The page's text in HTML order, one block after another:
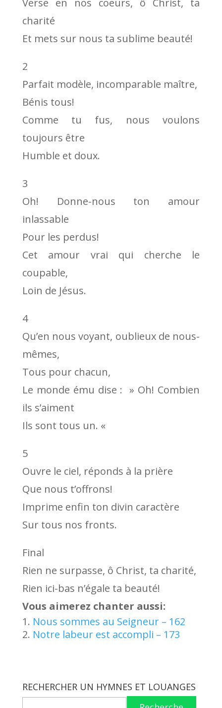
charité
Et mets sur nous ta sublime beauté!
2
Parfait modèle, incomparable maître,
Bénis tous!
Comme tu fus, nous voulons
toujours être
Humble et doux.
3
Oh! Donne-nous ton amour
inlassable
Pour les perdus!
Cet amour vrai qui cherche le
coupable,
Loin de Jésus.
4
Qu’en nous voyant, oublieux de nous-
mêmes,
Tous pour chacun,
Le monde ému dise : » Oh! Combien
ils s’aiment
Ils sont tous un. «
5
Ouvre le ciel, réponds à la prière
Que nous t’offrons!
Imprime enfin ton divin caractère
Sur tous nos fronts.
Final
Rien ne surpasse, ô Christ, ta charité,
Rien ici-bas n’égale ta beauté!
Vous aimerez chanter aussi:
Nous sommes au Seigneur – 162
Notre labeur est accompli – 173
RECHERCHER UN HYMNES ET LOUANGES